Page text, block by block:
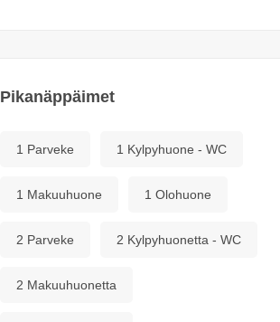
Pikanäppäimet
1 Parveke 1 Kylpyhuone - WC
1 Makuuhuone 1 Olohuone
2 Parveke 2 Kylpyhuonetta - WC
2 Makuuhuonetta